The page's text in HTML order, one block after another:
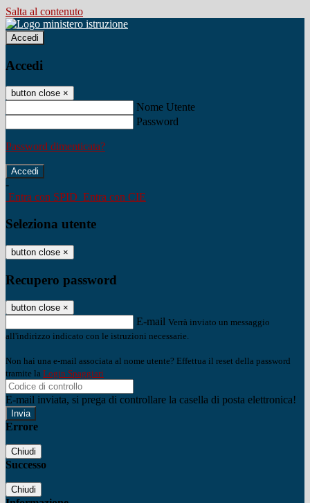
Salta al contenuto
Accedi
Accedi
button close ×
Nome Utente
Password
Password dimenticata?
-
Entra con SPID Entra con CIE
Seleziona utente
button close ×
Recupero password
button close ×
E-mail Verrà inviato un messaggio
all'indirizzo indicato con le istruzioni necessarie.
Non hai una e-mail associata al nome utente? Effettua il reset della password
tramite la Login Spaggiari
E-mail inviata, si prega di controllare la casella di posta elettronica!
Errore
Chiudi
Successo
Chiudi